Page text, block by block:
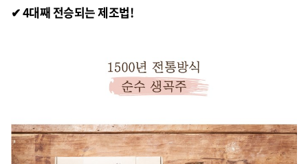
✔ 4대째 전승되는 제조법!